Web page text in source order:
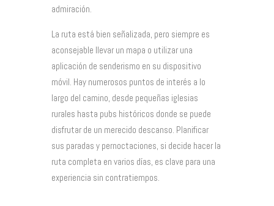
admiración.
La ruta está bien señalizada, pero siempre es
aconsejable llevar un mapa o utilizar una
aplicación de senderismo en su dispositivo
móvil. Hay numerosos puntos de interés a lo
largo del camino, desde pequeñas iglesias
rurales hasta pubs históricos donde se puede
disfrutar de un merecido descanso. Planificar
sus paradas y pernoctaciones, si decide hacer la
ruta completa en varios días, es clave para una
experiencia sin contratiempos.